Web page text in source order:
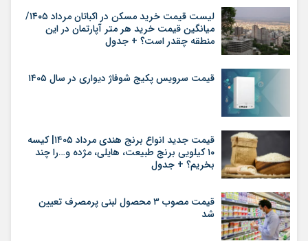
لیست قیمت خرید مسکن در اکباتان مرداد ۱۴۰۵/
میانگین قیمت خرید هر متر آپارتمان در این
منطقه چقدر است؟ + جدول
قیمت سرویس پکیج شوفاژ دیواری در سال ۱۴۰۵
قیمت جدید انواع برنج هندی مرداد ۱۴۰۵| کیسه
۱۰ کیلویی برنج طبیعت، هایلی، مژده و…را چند
بخریم؟ + جدول
قیمت مصوب ۳ محصول لبنی پرمصرف تعیین
شد